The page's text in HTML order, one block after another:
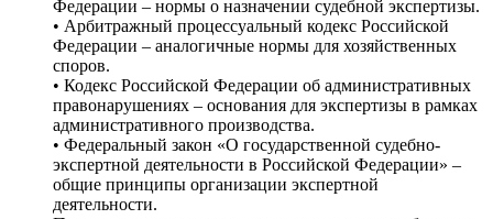
Федерации – нормы о назначении судебной экспертизы.
• Арбитражный процессуальный кодекс Российской
Федерации – аналогичные нормы для хозяйственных
споров.
• Кодекс Российской Федерации об административных
правонарушениях – основания для экспертизы в рамках
административного производства.
• Федеральный закон «О государственной судебно-
экспертной деятельности в Российской Федерации» –
общие принципы организации экспертной
деятельности.